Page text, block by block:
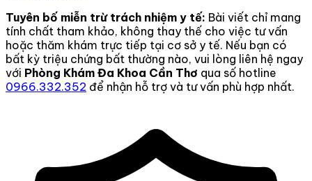
Tuyên bố miễn trừ trách nhiệm y tế: Bài viết chỉ mang
tính chất tham khảo, không thay thế cho việc tư vấn
hoặc thăm khám trực tiếp tại cơ sở y tế. Nếu bạn có
bất kỳ triệu chứng bất thường nào, vui lòng liên hệ ngay
với Phòng Khám Đa Khoa Cần Thơ qua số hotline
0966.332.352 để nhận hỗ trợ và tư vấn phù hợp nhất.